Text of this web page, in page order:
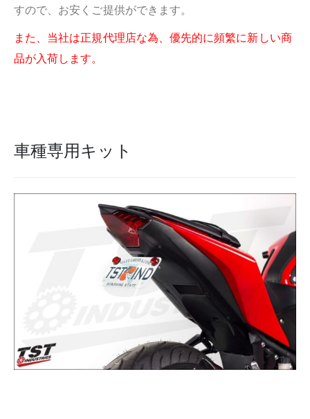
すので、お安くご提供ができます。
また、当社は正規代理店な為、優先的に頻繁に新しい商
品が入荷します。
車種専用キット